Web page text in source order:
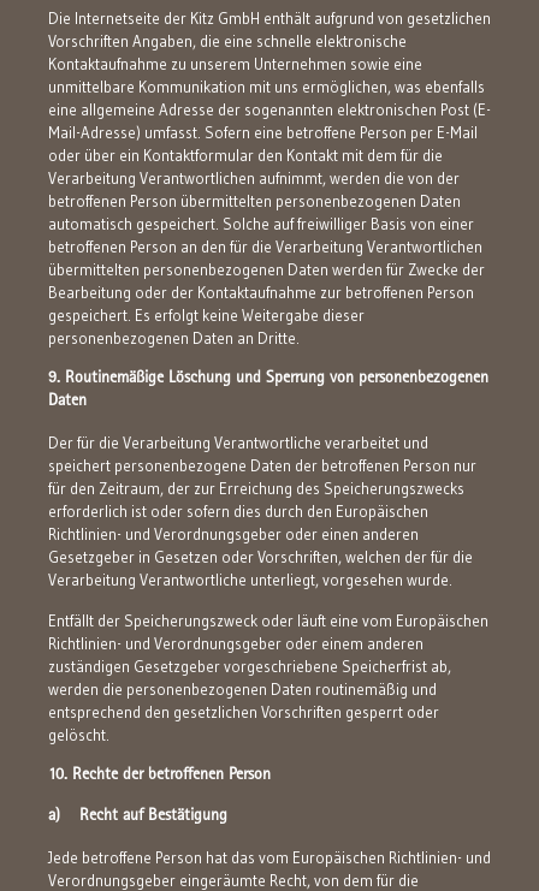
Die Internetseite der Kitz GmbH enthält aufgrund von gesetzlichen
Vorschriften Angaben, die eine schnelle elektronische
Kontaktaufnahme zu unserem Unternehmen sowie eine
unmittelbare Kommunikation mit uns ermöglichen, was ebenfalls
eine allgemeine Adresse der sogenannten elektronischen Post (E-
Mail-Adresse) umfasst. Sofern eine betroffene Person per E-Mail
oder über ein Kontaktformular den Kontakt mit dem für die
Verarbeitung Verantwortlichen aufnimmt, werden die von der
betroffenen Person übermittelten personenbezogenen Daten
automatisch gespeichert. Solche auf freiwilliger Basis von einer
betroffenen Person an den für die Verarbeitung Verantwortlichen
übermittelten personenbezogenen Daten werden für Zwecke der
Bearbeitung oder der Kontaktaufnahme zur betroffenen Person
gespeichert. Es erfolgt keine Weitergabe dieser
personenbezogenen Daten an Dritte.
9. Routinemäßige Löschung und Sperrung von personenbezogenen
Daten
Der für die Verarbeitung Verantwortliche verarbeitet und
speichert personenbezogene Daten der betroffenen Person nur
für den Zeitraum, der zur Erreichung des Speicherungszwecks
erforderlich ist oder sofern dies durch den Europäischen
Richtlinien- und Verordnungsgeber oder einen anderen
Gesetzgeber in Gesetzen oder Vorschriften, welchen der für die
Verarbeitung Verantwortliche unterliegt, vorgesehen wurde.
Entfällt der Speicherungszweck oder läuft eine vom Europäischen
Richtlinien- und Verordnungsgeber oder einem anderen
zuständigen Gesetzgeber vorgeschriebene Speicherfrist ab,
werden die personenbezogenen Daten routinemäßig und
entsprechend den gesetzlichen Vorschriften gesperrt oder
gelöscht.
10. Rechte der betroffenen Person
a) Recht auf Bestätigung
Jede betroffene Person hat das vom Europäischen Richtlinien- und
Verordnungsgeber eingeräumte Recht, von dem für die